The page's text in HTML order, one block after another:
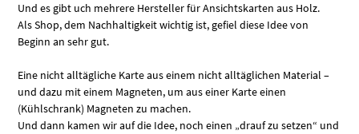
Und es gibt uch mehrere Hersteller für Ansichtskarten aus Holz.
Als Shop, dem Nachhaltigkeit wichtig ist, gefiel diese Idee von
Beginn an sehr gut.
Eine nicht alltägliche Karte aus einem nicht alltäglichen Material –
und dazu mit einem Magneten, um aus einer Karte einen
(Kühlschrank) Magneten zu machen.
Und dann kamen wir auf die Idee, noch einen „drauf zu setzen“ und